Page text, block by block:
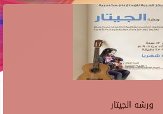
ورشه الجيتار